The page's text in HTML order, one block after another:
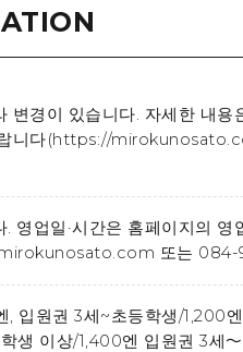
경이 있습니다. 자세한 내용
니다(https://
영업일·시간은 홈페이지의 영
또는
, 입원권 3세~초등학생/1,200엔
학생 이상/1,400엔 입원권 3세